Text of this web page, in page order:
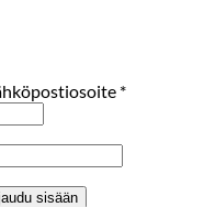
*Vaaditaan
sisään